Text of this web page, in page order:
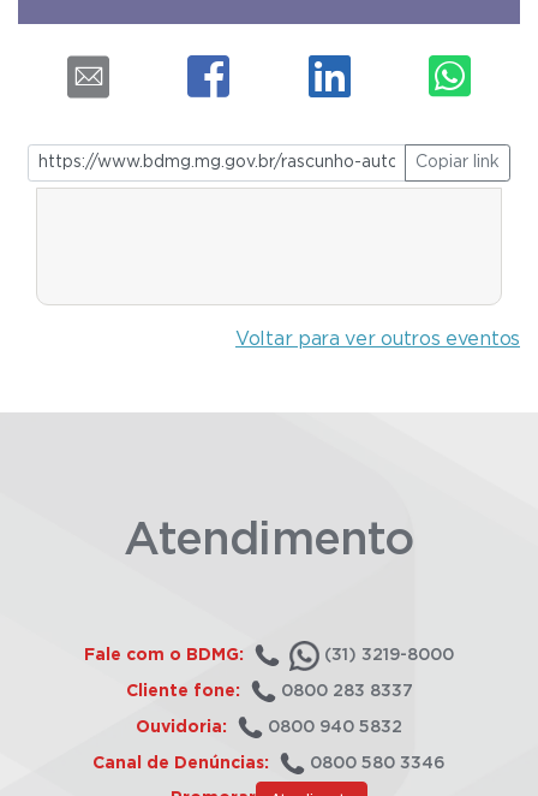
Copiar link
Voltar para ver outros eventos
Atendimento
Fale com o BDMG: (31) 3219-8000
Cliente fone: 0800 283 8337
Ouvidoria: 0800 940 5832
Canal de Denúncias: 0800 580 3346